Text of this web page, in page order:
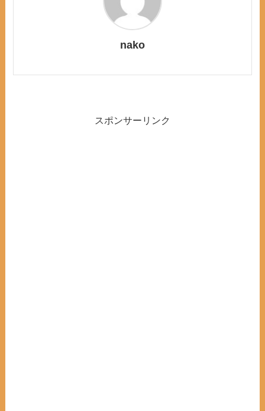
nako
スポンサーリンク